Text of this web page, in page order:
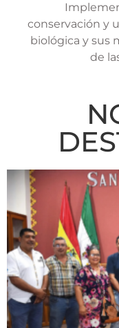
conservación y
biológica y sus
de